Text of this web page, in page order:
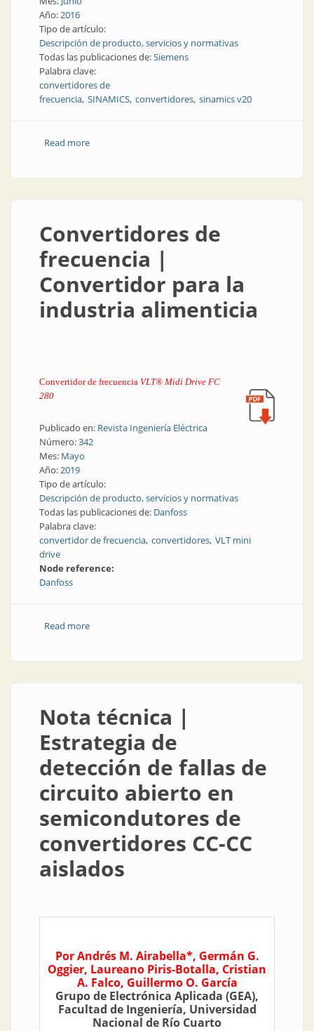
Año:2016
Tipo de artículo:
Descripción de producto, servicios y normativas
Todas las publicaciones de:Siemens
Palabra clave:
convertidores de
frecuencia SINAMICS convertidores sinamics v20
Read moreabout Producto | Convertidores de frecuencia:
Convertidores de
frecuencia |
Convertidor para la
industria alimenticia
Convertidor de frecuencia VLT® Midi Drive FC
280
Publicado en: Revista Ingeniería Eléctrica
Número:342
Mes: Mayo
Año:2019
Tipo de artículo:
Descripción de producto, servicios y normativas
Todas las publicaciones de: Danfoss
Palabra clave:
convertidor de frecuencia convertidores VLT mini
drive
Node reference:
Danfoss
Read moreabout Convertidores de frecuencia | Convertidor
Nota técnica |
Estrategia de
detección de fallas de
circuito abierto en
semicondutores de
convertidores CC-CC
aislados
Por Andrés M. Airabella*, Germán G.
Oggier, Laureano Piris-Botalla, Cristian
A. Falco, Guillermo O. García
Grupo de Electrónica Aplicada (GEA),
Facultad de Ingeniería, Universidad
Nacional de Río Cuarto